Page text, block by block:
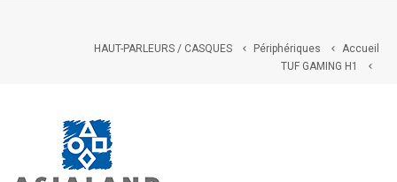
Accueil

Périphériques

HAUT-PARLEURS / CASQUES

TUF GAMING H1